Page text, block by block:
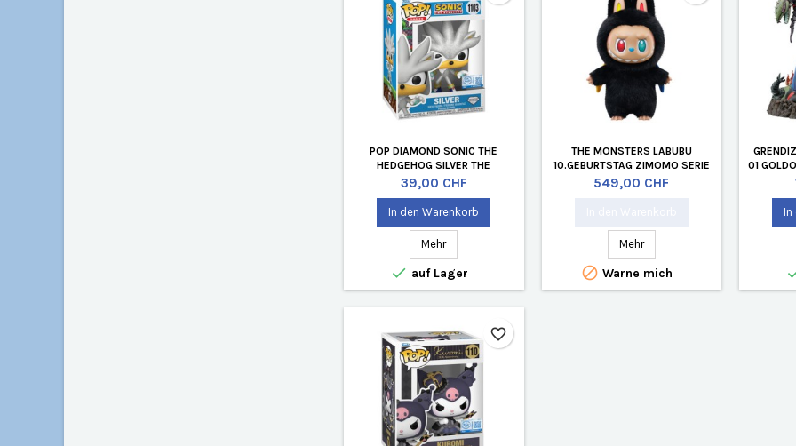
POP DIAMOND SONIC THE
HEDGEHOG SILVER THE
HEDGEHOG LIMITIERTE AUFLAGE
Preis
39,00 CHF
In den Warenkorb
Mehr
 auf Lager
THE MONSTERS LABUBU
10.GEBURTSTAG ZIMOMO SERIE
Preis
549,00 CHF
Mehr
 Warne mich
01
In
favorite_border